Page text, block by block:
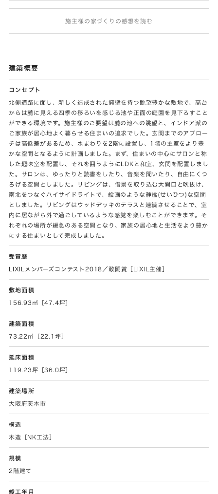
施主様の家づくりの感想を読む
建築概要
コンセプト
北側道路に面し、新しく造成された擁壁を持つ眺望豊かな敷地で、高台
からは麓に見える四季の移ろいを感じる池や正面の庭園を見下ろすこと
ができる環境です。施主様のご要望は麓の池への眺望と、インドア派の
ご家族が居心地よく暮らせる住まいの追求でした。玄関までのアプロー
チは高低差があるため、水まわりを2階に設置し、1階の主室をより豊
かな空間となるように計画しました。まず、住まいの中心にサロンと称
した趣味室を配置し、それを囲うようにLDKと和室、玄関を配置しまし
た。サロンは、ゆったりと読書をしたり、音楽を聞いたり、自由にくつ
ろげる空間としました。リビングは、借景を取り込む大開口と吹抜け、
南北をつなぐハイサイドライトで、絵画のような静謐(せいひつ)な空間
としました。リビングはウッドデッキのテラスと連続させることで、室
内に居ながら外で過ごしているような感覚を楽しむことができます。そ
れぞれの場所が緩急のある空間となり、家族の居心地と生活をより豊か
にする住まいとして完成しました。
受賞歴
LIXILメンバーズコンテスト2018／敢闘賞［LIXIL主催］
敷地面積
156.93㎡［47.4坪］
建築面積
73.22㎡［22.1坪］
延床面積
119.23坪［36.0坪］
建築場所
大阪府茨木市
構造
木造［NK工法］
規模
2階建て
竣工年月